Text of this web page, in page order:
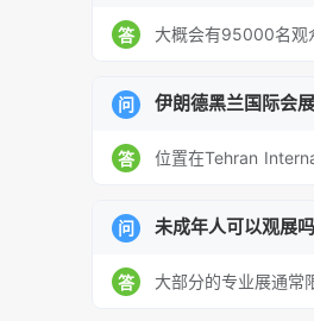
答 大概会有95000名观
问 伊朗德黑兰国际会
答 位置在Tehran
问 未成年人可以观展吗
答 大部分的专业展通常